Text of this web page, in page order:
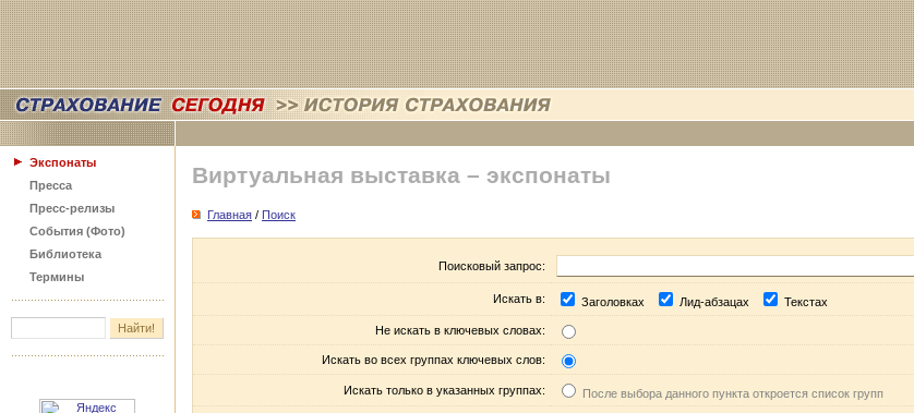
Экспонаты
Пресса
Пресс-релизы
События (Фото)
Библиотека
Термины
Виртуальная выставка – экспонаты
Главная / Поиск
Поисковый запрос:
Искать в: Заголовках Лид-абзацах Текстах
Не искать в ключевых словах:
Искать во всех группах ключевых слов:
Искать только в указанных группах: После выбора данного пункта откроется список групп